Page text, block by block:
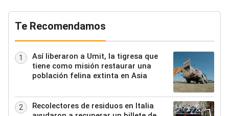
Te Recomendamos
1
Así liberaron a Umit, la tigresa que
tiene como misión restaurar una
población felina extinta en Asia
2
Recolectores de residuos en Italia